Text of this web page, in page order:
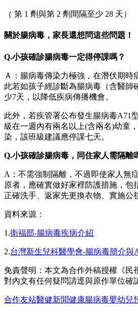
（ 第 1 劑與第 2 劑間隔至少 28 天）
關於腸病毒，家長還想問這些問題！
Q.小孩確診腸病毒一定得停課嗎？
Ａ：腸病毒傳染力極強，在潛伏期時
此若如孩子經診斷為腸病毒（含醫師
少7天，以降低疾病傳播機會。
此外，若疾管署公布發生腸病毒A71
級在一週內有兩名以上(含兩名)幼童
染，該班級建議應停課七天。
Q.小孩確診腸病毒，同住家人需隔離
A：不需強制隔離，不過即使家人無
原者，應確實做好家裡防護措施，包
正確洗手、返家先更換衣物、實施公
資料來源：
1.衛福部-腸病毒疾病介紹
2.台灣新生兒科醫學會-腸病毒簡介與
免責聲明：本文為合作外稿授權《民
對內文有任何疑問請逕與原作單位確
合作友站醫健新聞健康腸病毒嬰幼兒